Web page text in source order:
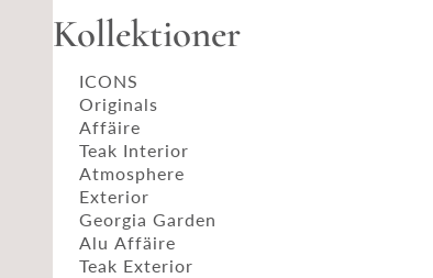
Kollektioner
ICONS
Originals
Affäire
Teak Interior
Atmosphere
Exterior
Georgia Garden
Alu Affäire
Teak Exterior